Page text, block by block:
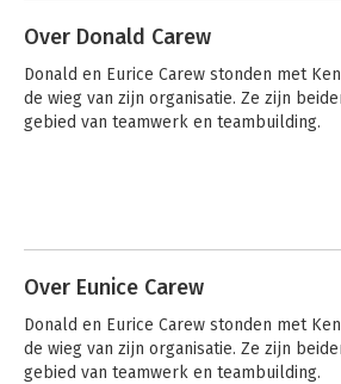
Hij is getrouwd,
De Nieuwe One
Minute Manager
Over Donald Carew
Donald en Eurice Carew stonden met
de wieg van zijn organisatie. Ze zijn
gebied van teamwerk en teambuilding.
Over Eunice Carew
Donald en Eurice Carew stonden met
de wieg van zijn organisatie. Ze zijn
gebied van teamwerk en teambuilding.